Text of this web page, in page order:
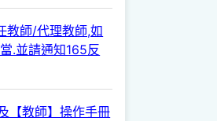
教師/代理教師,如
.並請通知165反
【教師】操作手冊